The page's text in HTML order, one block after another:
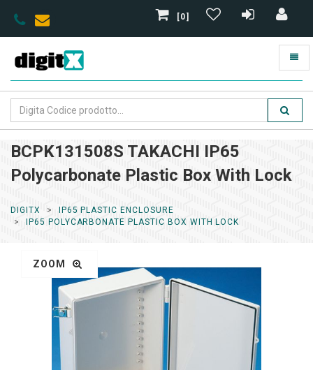
[0]
BCPK131508S TAKACHI IP65
Polycarbonate Plastic Box With Lock
DIGITX
IP65 PLASTIC ENCLOSURE
IP65 POLYCARBONATE PLASTIC BOX WITH LOCK
ZOOM